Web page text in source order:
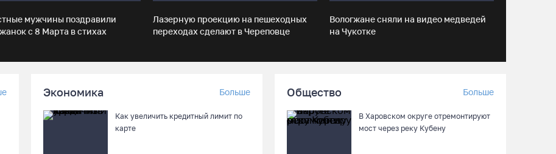
опрокинувшемся под Вытегрой грузовике
архитектуру строительного рынка в области
05.08.26 / 16:01
мужчины поздравили
с 8 Марта в стихах
Лазерную проекцию на пешеходных
переходах сделают в Череповце
Вологжане сняли на видео медведей
на Чукотке
Экономика Больше
Как увеличить кредитный лимит по
карте
Общество Больше
В Харовском округе отремонтируют
мост через реку Кубену